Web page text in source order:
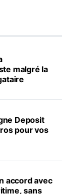
malgré la
Deposit
pour vos
accord avec
sans